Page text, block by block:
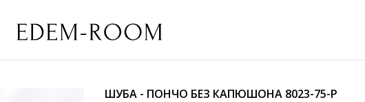
ШУБА - ПОНЧО БЕЗ КАПЮШОНА 8023-75-P